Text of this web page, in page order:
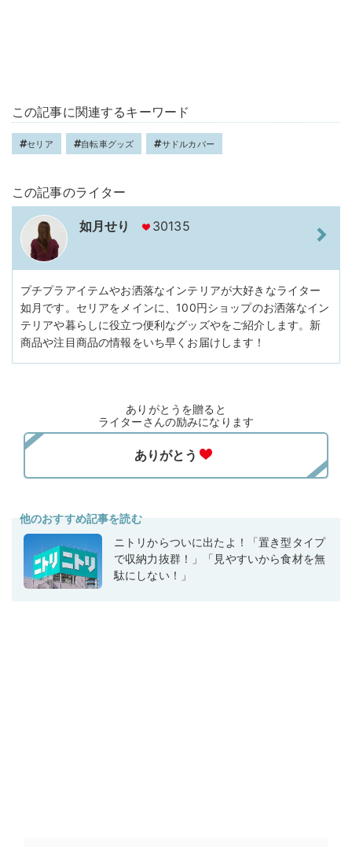
この記事に関連するキーワード
セリア 自転車グッズ サドルカバー
この記事のライター
如月せり 30135
プチプラアイテムやお洒落なインテリアが大好きなライター
如月です。セリアをメインに、100円ショップのお洒落なイン
テリアや暮らしに役立つ便利なグッズやをご紹介します。新
商品や注目商品の情報をいち早くお届けします！
ありがとうを贈ると
ライターさんの励みになります
他のおすすめ記事を読む
ニトリからついに出たよ！「置き型タイプ
で収納力抜群！」「見やすいから食材を無
駄にしない！」